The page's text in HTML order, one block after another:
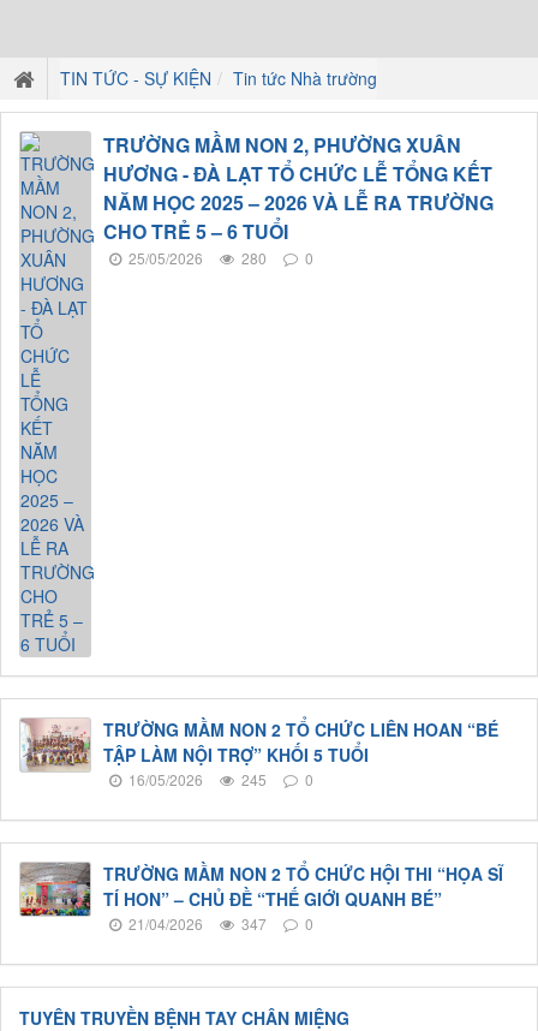
TIN TỨC - SỰ KIỆN Tin tức Nhà trường
TRƯỜNG MẦM NON 2, PHƯỜNG XUÂN
HƯƠNG - ĐÀ LẠT TỔ CHỨC LỄ TỔNG KẾT
NĂM HỌC 2025 – 2026 VÀ LỄ RA TRƯỜNG
CHO TRẺ 5 – 6 TUỔI
25/05/2026 280 0
TRƯỜNG MẦM NON 2 TỔ CHỨC LIÊN HOAN “BÉ
TẬP LÀM NỘI TRỢ” KHỐI 5 TUỔI
16/05/2026 245 0
TRƯỜNG MẦM NON 2 TỔ CHỨC HỘI THI “HỌA SĨ
TÍ HON” – CHỦ ĐỀ “THẾ GIỚI QUANH BÉ”
21/04/2026 347 0
TUYÊN TRUYỀN BỆNH TAY CHÂN MIỆNG